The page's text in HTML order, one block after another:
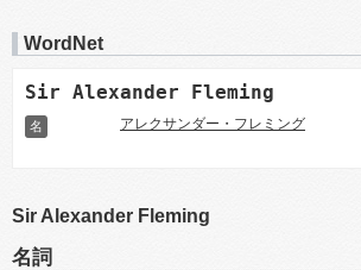
WordNet
Sir Alexander Fleming
名 アレクサンダー・フレミング
Sir Alexander Fleming
名詞